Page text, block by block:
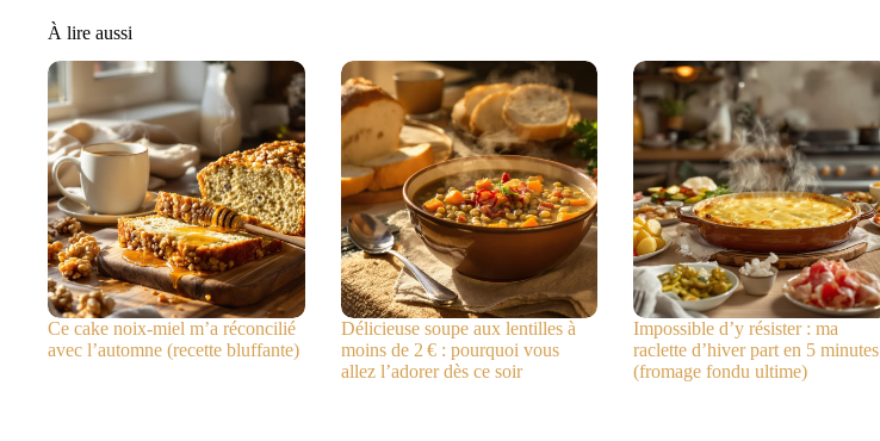
À lire aussi
Ce cake noix-miel m’a réconcilié
avec l’automne (recette bluffante)
Délicieuse soupe aux lentilles à
moins de 2 € : pourquoi vous
allez l’adorer dès ce soir
Impossible d’y résister : ma
raclette d’hiver part en 5 minutes
(fromage fondu ultime)